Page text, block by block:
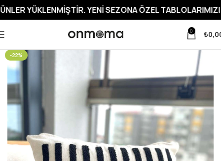
YENI SEZONA ÖZEL TABLOLARIMIZI
0 ₺
-22%